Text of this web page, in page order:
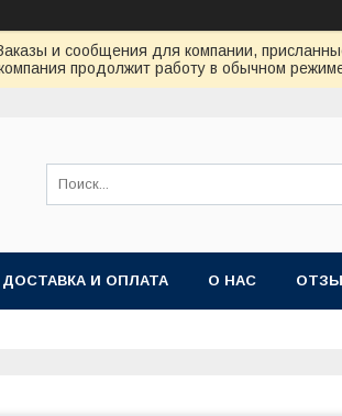
и сообщения для компании,
продолжит работу в обычном
ДОСТАВКА И ОПЛАТА О НАС